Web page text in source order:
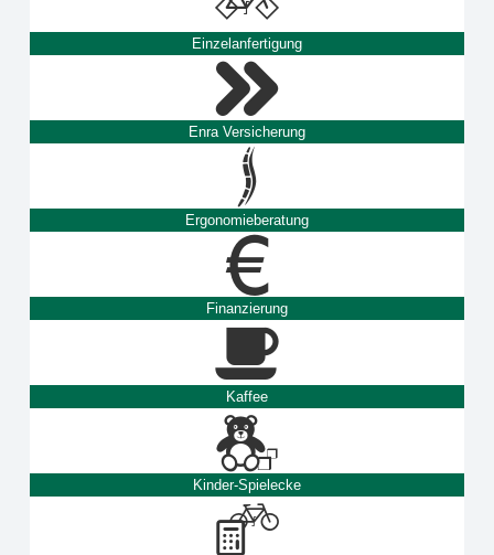
Einzelanfertigung
Enra Versicherung
Ergonomieberatung
Finanzierung
Kaffee
Kinder-Spielecke